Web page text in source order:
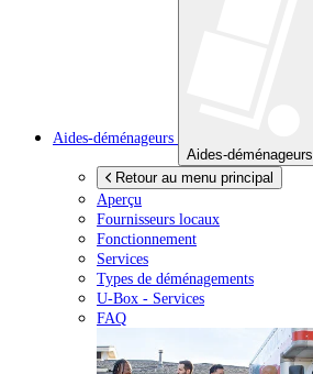
Aides-déménageurs
Aides-déménageurs
Retour au menu principal
Aperçu
Fournisseurs locaux
Fonctionnement
Services
Types de déménagements
U-Box - Services
FAQ